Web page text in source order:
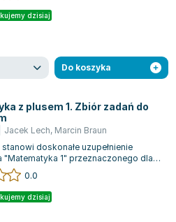
dzisiaj
Do koszyka
z plusem 1. Zbiór zadań do
Jacek Lech, Marcin Braun
doskonałe uzupełnienie
"Matematyka 1" przeznaczonego dla
gimnazjum, w pełni zgodny...
0.0
dzisiaj